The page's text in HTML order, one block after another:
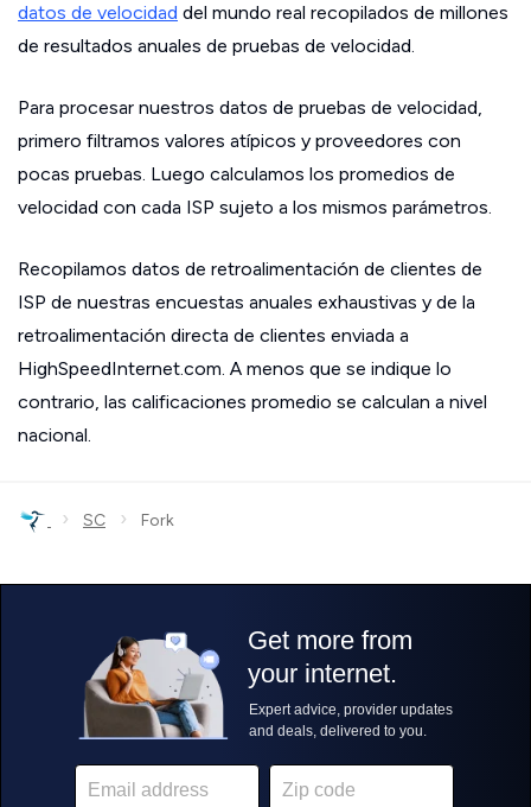
datos de velocidad del mundo real recopilados de millones
de resultados anuales de pruebas de velocidad.
Para procesar nuestros datos de pruebas de velocidad,
primero filtramos valores atípicos y proveedores con
pocas pruebas. Luego calculamos los promedios de
velocidad con cada ISP sujeto a los mismos parámetros.
Recopilamos datos de retroalimentación de clientes de
ISP de nuestras encuestas anuales exhaustivas y de la
retroalimentación directa de clientes enviada a
HighSpeedInternet.com. A menos que se indique lo
contrario, las calificaciones promedio se calculan a nivel
nacional.
› SC › Fork